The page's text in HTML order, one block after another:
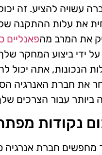
עשויה להציע. זה
את עלות ההתקנה
את המרב מהפאנליים
ידי ביצוע המחקר
הנכונות, אתה יכול
את חברת האנרגיה
ביותר עבור הצרכים
נקודות
מחפשים חברת אנרגיה